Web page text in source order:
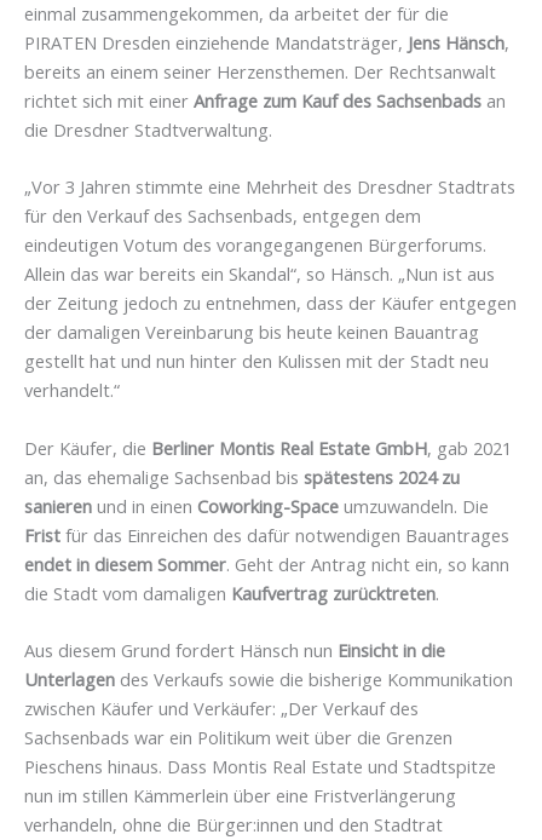
einmal zusammengekommen, da arbeitet der für die
PIRATEN Dresden einziehende Mandatsträger, Jens Hänsch,
bereits an einem seiner Herzensthemen. Der Rechtsanwalt
richtet sich mit einer Anfrage zum Kauf des Sachsenbads an
die Dresdner Stadtverwaltung.
„Vor 3 Jahren stimmte eine Mehrheit des Dresdner Stadtrats
für den Verkauf des Sachsenbads, entgegen dem
eindeutigen Votum des vorangegangenen Bürgerforums.
Allein das war bereits ein Skandal“, so Hänsch. „Nun ist aus
der Zeitung jedoch zu entnehmen, dass der Käufer entgegen
der damaligen Vereinbarung bis heute keinen Bauantrag
gestellt hat und nun hinter den Kulissen mit der Stadt neu
verhandelt.“
Der Käufer, die Berliner Montis Real Estate GmbH, gab 2021
an, das ehemalige Sachsenbad bis spätestens 2024 zu
sanieren und in einen Coworking-Space umzuwandeln. Die
Frist für das Einreichen des dafür notwendigen Bauantrages
endet in diesem Sommer. Geht der Antrag nicht ein, so kann
die Stadt vom damaligen Kaufvertrag zurücktreten.
Aus diesem Grund fordert Hänsch nun Einsicht in die
Unterlagen des Verkaufs sowie die bisherige Kommunikation
zwischen Käufer und Verkäufer: „Der Verkauf des
Sachsenbads war ein Politikum weit über die Grenzen
Pieschens hinaus. Dass Montis Real Estate und Stadtspitze
nun im stillen Kämmerlein über eine Fristverlängerung
verhandeln, ohne die Bürger:innen und den Stadtrat